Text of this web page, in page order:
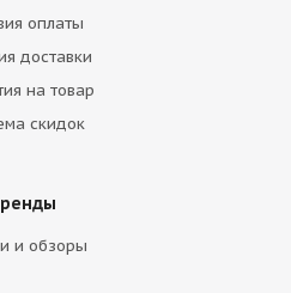
оплаты
доставки
на товар
скидок
и обзоры